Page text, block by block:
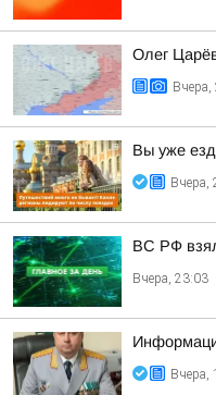
Олег
Вчера,
Вы уже
Вчера,
ВС РФ
Вчера, 23:03
Вчера,